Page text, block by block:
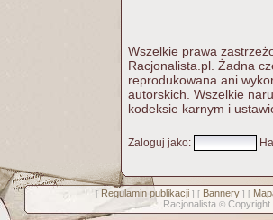
Wszelkie prawa
Racjonalista.pl. Żadna
reprodukowana ani
autorskich. Wszelkie
kodeksie karnym i
Zaloguj jako:
[ Regulamin publikacji] [ Bannery] [
Racjonalista © Copyright